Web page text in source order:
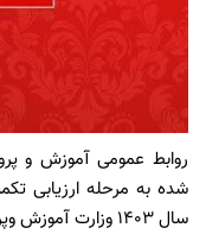
روابط عمومی آموزش و
شده به مرحله ارزیابی
سال ۱۴۰۳ وزارت آموزش وپرورش می رساند؛